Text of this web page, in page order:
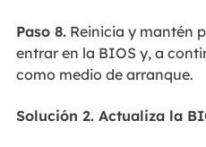
Paso 8.Reinicia y mantén
entrar en la BIOS y, a
como medio de arranque.
Solución 2. Actualiza la